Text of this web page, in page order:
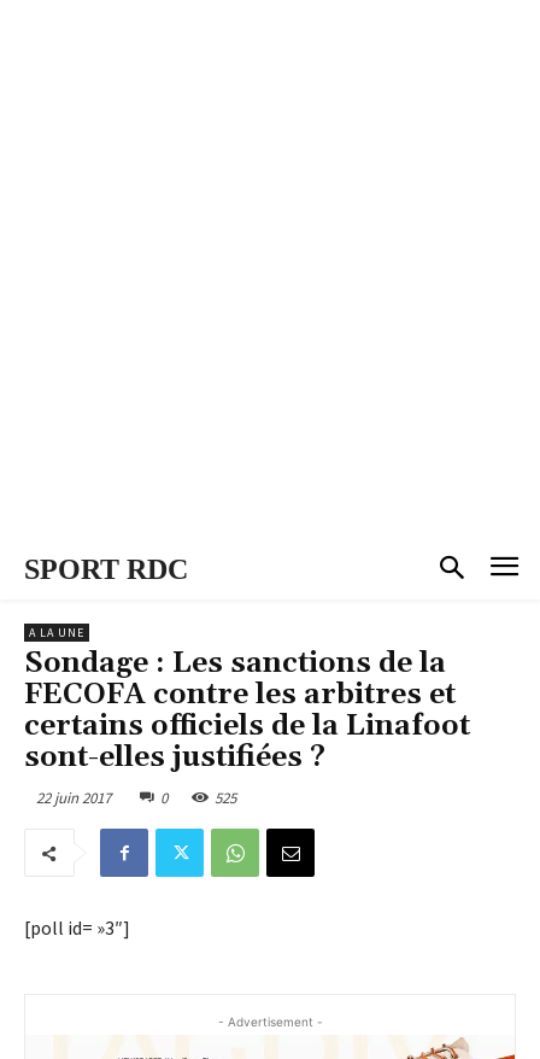
SPORT RDC
A LA UNE
Sondage : Les sanctions de la
FECOFA contre les arbitres et
certains officiels de la Linafoot
sont-elles justifiées ?
22 juin 2017 0 525
[poll id= »3″]
- Advertisement -